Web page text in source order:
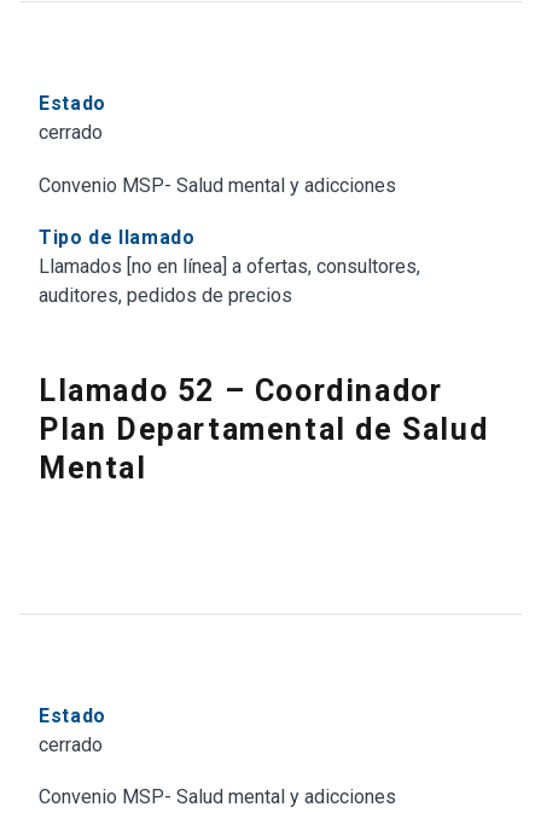
Estado
cerrado
Convenio MSP- Salud mental y adicciones
Tipo de llamado
Llamados [no en línea] a ofertas, consultores,
auditores, pedidos de precios
Llamado 52 – Coordinador
Plan Departamental de Salud
Mental
Estado
cerrado
Convenio MSP- Salud mental y adicciones